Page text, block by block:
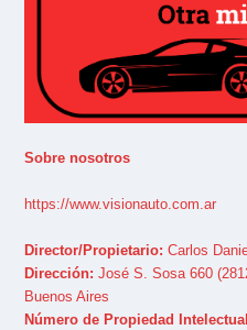
Sobre nosotros
https://www.visionauto.com.ar
Director/Propietario: Carlos
Dirección: José S. Sosa 660
Buenos Aires
Número de Propiedad